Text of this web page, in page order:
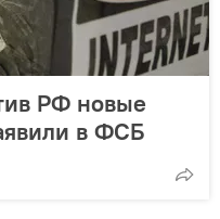
РФ новые
в ФСБ